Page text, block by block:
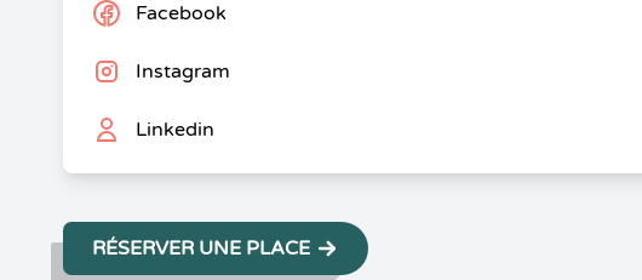
Facebook
Instagram
Linkedin
RÉSERVER UNE PLACE